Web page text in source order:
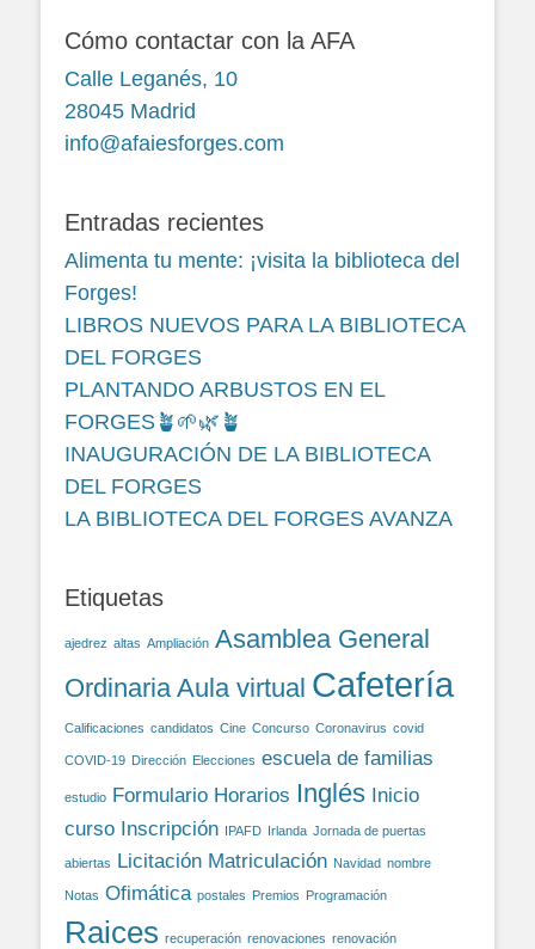
Cómo contactar con la AFA
Calle Leganés, 10
28045 Madrid
info@afaiesforges.com
Entradas recientes
Alimenta tu mente: ¡visita la biblioteca del
Forges!
LIBROS NUEVOS PARA LA BIBLIOTECA
DEL FORGES
PLANTANDO ARBUSTOS EN EL
FORGES🪴🌱🌿🪴
INAUGURACIÓN DE LA BIBLIOTECA
DEL FORGES
LA BIBLIOTECA DEL FORGES AVANZA
Etiquetas
ajedrez altas Ampliación Asamblea General
Ordinaria Aula virtual Cafetería
Calificaciones candidatos Cine Concurso Coronavirus covid
COVID-19 Dirección Elecciones escuela de familias
estudio Formulario Horarios Inglés Inicio
curso Inscripción IPAFD Irlanda Jornada de puertas
abiertas Licitación Matriculación Navidad nombre
Notas Ofimática postales Premios Programación
Raices recuperación renovaciones renovación